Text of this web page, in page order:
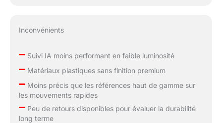
Inconvénients
–Suivi IA moins performant en faible luminosité
–Matériaux plastiques sans finition premium
–Moins précis que les références haut de gamme sur
les mouvements rapides
–Peu de retours disponibles pour évaluer la durabilité
long terme